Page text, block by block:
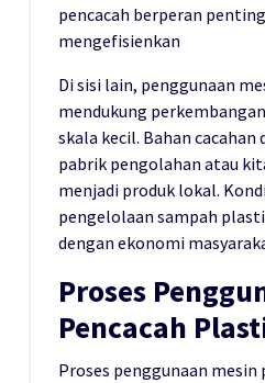
pencacah berperan
mengefisienkan
Di sisi lain, penggunaan
mendukung
skala kecil. Bahan cacahan
pabrik pengolahan atau
menjadi produk lokal.
pengelolaan sampah
dengan ekonomi
Proses
Pencacah
Proses penggunaan